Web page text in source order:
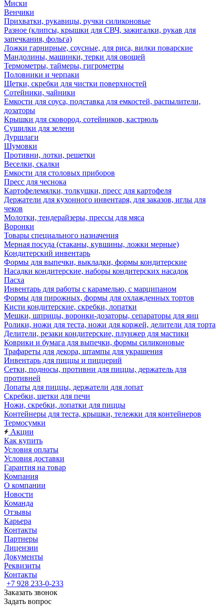
Миски
Венчики
Прихватки, рукавицы, ручки силиконовые
Разное (клипсы, крышки для СВЧ, зажигалки, рукав для
запечкания, фольга)
Ложки гарнирные, соусные, для риса, вилки поварские
Мандолины, машинки, терки для овощей
Термометры, таймеры, гигрометры
Половники и черпаки
Щетки, скребки для чистки поверхностей
Сотейники, чайники
Емкости для соуса, подставка для емкостей, распылители,
дозаторы
Крышки для сковород, сотейников, кастрюль
Сушилки для зелени
Дуршлаги
Шумовки
Противни, лотки, решетки
Веселки, скалки
Емкости для столовых приборов
Пресс для чеснока
Картофелемялки, толкушки, пресс для картофеля
Держатели для кухонного инвентаря, для заказов, иглы для
чеков
Молотки, тендерайзеры, прессы для мяса
Воронки
Товары специального назначения
Мерная посуда (стаканы, кувшины, ложки мерные)
Кондитерский инвентарь
Формы для выпечки, выкладки, формы кондитерские
Насадки кондитерские, наборы кондитерских насадок
Пасха
Инвентарь для работы с карамелью, с марципаном
Формы для пирожных, формы для охлажденных тортов
Кисти кондитерские, скребки, лопатки
Мешки, шприцы, воронки-дозаторы, сепараторы для яиц
Ролики, ножи для теста, ножи для коржей, делители для торта
Делители, резаки кондитерские, плунжер для мастики
Коврики и бумага для выпечки, формы силиконовые
Трафареты для декора, штампы для украшения
Инвентарь для пиццы и пиццерий
Сетки, подносы, противни для пиццы, держатель для
противней
Лопаты для пиццы, держатели для лопат
Скребки, щетки для печи
Ножи, скребки, лопатки для пиццы
Контейнеры для теста, крышки, тележки для контейнеров
Термосумки
Акции
Как купить
Условия оплаты
Условия доставки
Гарантия на товар
Компания
О компании
Новости
Команда
Отзывы
Карьера
Контакты
Партнеры
Лицензии
Документы
Реквизиты
Контакты
+7 928 233-0-233
Заказать звонок
Задать вопрос